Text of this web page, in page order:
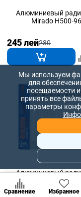
Алюминиевый
Mirado H500-96
245 лей280
Алюминиевый
Mirado 600
Сравнение Избранное
Мы используем
для
посещаемости
принять все
параметры